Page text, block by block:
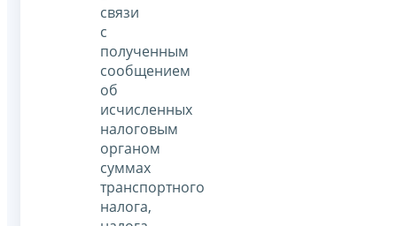
связи
с
полученным
сообщением
об
исчисленных
налоговым
органом
суммах
транспортного
налога,